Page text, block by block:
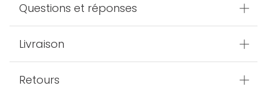
Questions et réponses
Livraison
Retours